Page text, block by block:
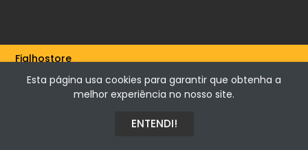
Fialhostore
Fialho & Irmão,Lda. | Horta de Barreiros 7005-208 Évora -
Portugal | NIF 500115206
Esta página usa cookies para garantir que obtenha a
melhor experiência no nosso site.
ENTENDI!